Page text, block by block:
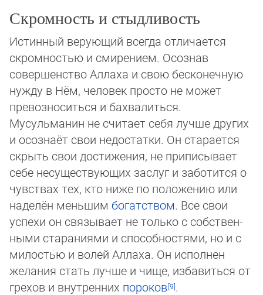
Скромность и стыдливость
Истинный верующий всегда отличается
скромностью и смирением. Осознав
совершенство Аллаха и свою бесконечную
нуж­ду в Нём, человек просто не может
превозноситься и бахвалиться.
Мусульманин не считает себя лучше других
и осоз­на­ёт свои недостатки. Он старается
скрыть свои достижения, не приписывает
себе несуществующих заслуг и заботится о
чув­ст­вах тех, кто ниже по положению или
наделён меньшим богатством. Все свои
успехи он связывает не только с соб­ст­вен­
ны­ми стараниями и способностями, но и с
милостью и волей Аллаха. Он исполнен
желания стать лучше и чище, изба­вить­ся от
грехов и внутренних пороков
.